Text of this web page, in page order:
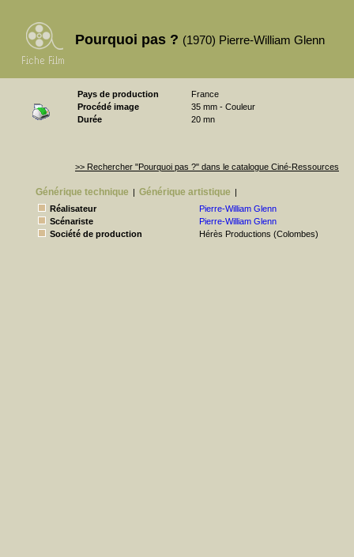
Pourquoi pas ? (1970) Pierre-William Glenn
Pays de production
France
Procédé image
35 mm - Couleur
Durée
20 mn
>> Rechercher "Pourquoi pas ?" dans le catalogue Ciné-Ressources
Générique technique | Générique artistique |
Réalisateur
Pierre-William Glenn
Scénariste
Pierre-William Glenn
Société de production
Hérès Productions (Colombes)